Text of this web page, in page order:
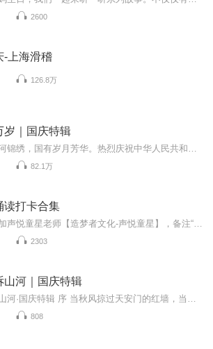
2600
-上海滑稽
126.8万
岁｜国庆特辑
82.1万
读打卡合集
2303
山河｜国庆特辑
808